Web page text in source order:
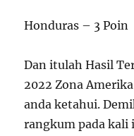
Honduras – 3 Poin
Dan itulah Hasil
2022 Zona
anda ketahui.
rangkum pada kali